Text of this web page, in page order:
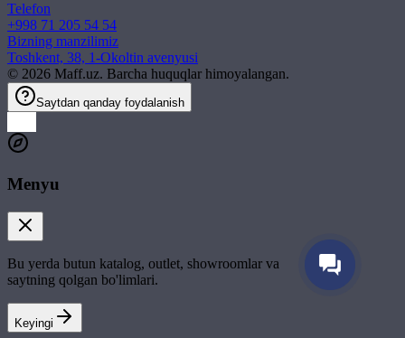
Telefon
+998 71 205 54 54
Bizning manzilimiz
Toshkent, 38, 1-Okoltin avenyusi
© 2026 Maff.uz. Barcha huquqlar himoyalangan.
Saytdan qanday foydalanish
Menyu
Bu yerda butun katalog, outlet, showroomlar va
saytning qolgan bo'limlari.
Keyingi